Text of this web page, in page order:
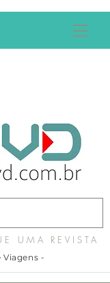
UMA REVISTA
Viagens -